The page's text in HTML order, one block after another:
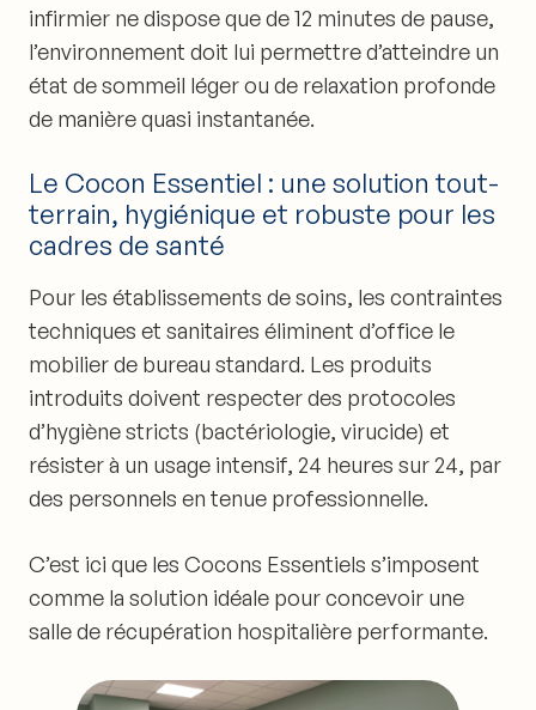
infirmier ne dispose que de 12 minutes de pause,
l’environnement doit lui permettre d’atteindre un
état de sommeil léger ou de relaxation profonde
de manière quasi instantanée.
Le Cocon Essentiel : une solution tout-
terrain, hygiénique et robuste pour les
cadres de santé
Pour les établissements de soins, les contraintes
techniques et sanitaires éliminent d’office le
mobilier de bureau standard. Les produits
introduits doivent respecter des protocoles
d’hygiène stricts (bactériologie, virucide) et
résister à un usage intensif, 24 heures sur 24, par
des personnels en tenue professionnelle.
C’est ici que les Cocons Essentiels s’imposent
comme la solution idéale pour concevoir une
salle de récupération hospitalière performante.